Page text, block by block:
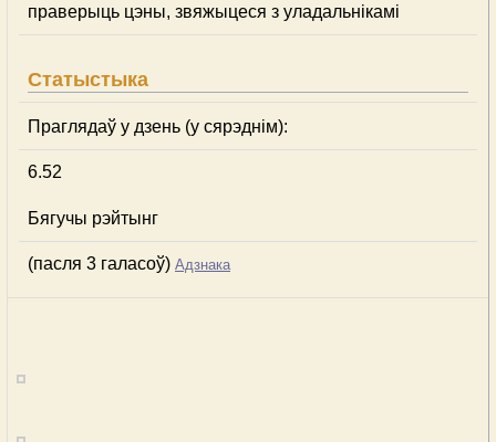
праверыць цэны, звяжыцеся з уладальнікамі
Статыстыка
Праглядаў у дзень (у сярэднім):
6.52
Бягучы рэйтынг
(пасля 3 галасоў) Адзнака